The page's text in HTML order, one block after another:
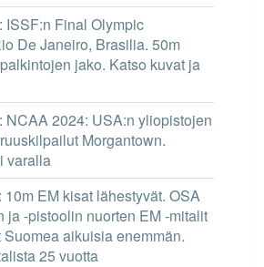
: ISSF:n Final Olympic
De Janeiro, Brasilia. 50m
jako. Katso kuvat ja
: NCAA 2024: USA:n yliopistojen
Morgantown.
varalla
: 10m EM kisat lähestyvät. OSA
ja -pistoolin nuorten EM -mitalit
aikuisia enemmän.
25 vuotta